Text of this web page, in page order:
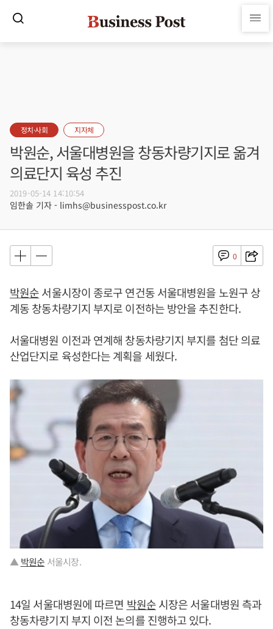
정치·사회 지자체
박원순, 서울대병원을 창동차량기지로 옮겨
의료단지 육성 추진
2019-05-14 14:10:54
임한솔 기자 - limhs@businesspost.co.kr
0
박원순서울시장이 종로구 연건동 서울대병원을 노원구 상
계동 창동차량기지 부지로 이전하는 방안을 추진한다.
서울대병원 이전과 연계해 창동차량기지 부지를 첨단 의료
산업단지로 육성한다는 계획을 세웠다.
▲박원순 서울시장.
14일 서울대병원에 따르면 박원순시장은 서울대병원 측과
창동차량기지 부지 이전 논의를 진행하고 있다.